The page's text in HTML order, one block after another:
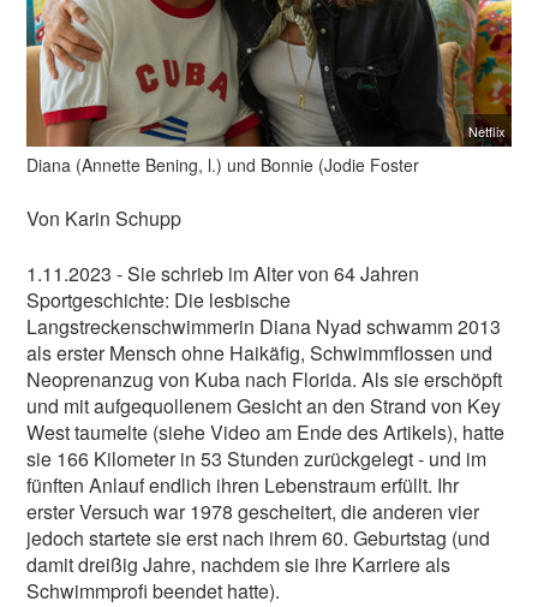
Netflix
Diana (Annette Bening, l.) und Bonnie (Jodie Foster
Von Karin Schupp
1.11.2023 - Sie schrieb im Alter von 64 Jahren
Sportgeschichte: Die lesbische
Langstreckenschwimmerin Diana Nyad schwamm 2013
als erster Mensch ohne Haikäfig, Schwimmflossen und
Neoprenanzug von Kuba nach Florida. Als sie erschöpft
und mit aufgequollenem Gesicht an den Strand von Key
West taumelte (siehe Video am Ende des Artikels), hatte
sie 166 Kilometer in 53 Stunden zurückgelegt - und im
fünften Anlauf endlich ihren Lebenstraum erfüllt. Ihr
erster Versuch war 1978 gescheitert, die anderen vier
jedoch startete sie erst nach ihrem 60. Geburtstag (und
damit dreißig Jahre, nachdem sie ihre Karriere als
Schwimmprofi beendet hatte).
Unterstützt unsere Arbeit!
Vielen Dank!
Euer L-MAG-Team
L-MAG.de unterstütze ich! >>
Nein Danke, möchte ich nicht|Hab schon!